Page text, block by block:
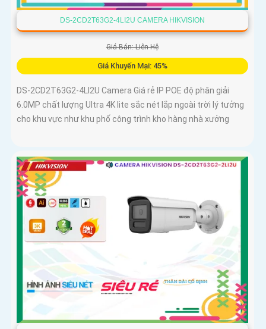
DS-2CD2T63G2-4LI2U CAMERA HIKVISION
Giá Bán: Liên Hệ
Giá Khuyến Mại: 45%
DS-2CD2T63G2-4LI2U Camera Giá rẻ IP POE độ phân giải
6.0MP chất lượng Ultra 4K lite sắc nét lắp ngoài trời lý tưởng
cho khu vực như khu phố công trình kho hàng nhà xưởng